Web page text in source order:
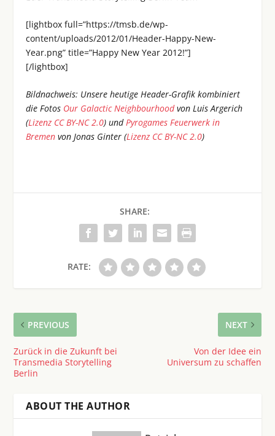
[lightbox full=”https://tmsb.de/wp-
content/uploads/2012/01/Header-Happy-New-
Year.png” title=”Happy New Year 2012!”]
[/lightbox]
Bildnachweis: Unsere heutige Header-Grafik kombiniert
die Fotos Our Galactic Neighbourhoodvon Luis Argerich
(Lizenz CC BY-NC 2.0) undPyrogames Feuerwerk in
Bremen von Jonas Ginter (Lizenz CC BY-NC 2.0)
SHARE:
RATE:
PREVIOUS
Zurück in die Zukunft bei
Transmedia Storytelling
Berlin
NEXT
Von der Idee ein
Universum zu schaffen
ABOUT THE AUTHOR